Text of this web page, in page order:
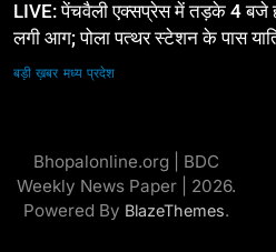
LIVE: पेंचवैली एक्सप्रेस में तड़के 4 बजे
लगी आग; पोला पत्थर स्टेशन के पास
बड़ी ख़बर मध्य प्रदेश
Bhopalonline.org | BDC
Weekly News Paper | 2026.
Powered By BlazeThemes.